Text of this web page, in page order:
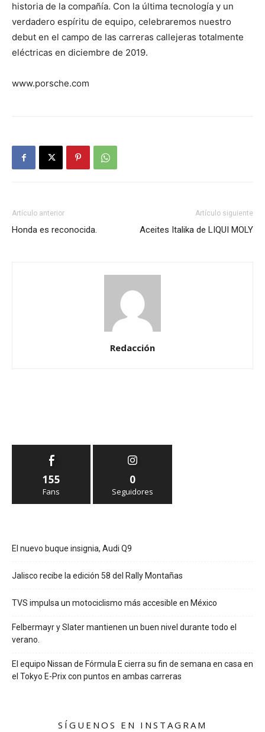
historia de la compañía. Con la última tecnología y un
verdadero espíritu de equipo, celebraremos nuestro
debut en el campo de las carreras callejeras totalmente
eléctricas en diciembre de 2019.
www.porsche.com
Artículo anterior
Honda es reconocida.
Artículo siguiente
Aceites Italika de LIQUI MOLY
Redacción
155
Fans
0
Seguidores
El nuevo buque insignia, Audi Q9
Jalisco recibe la edición 58 del Rally Montañas
TVS impulsa un motociclismo más accesible en México
Felbermayr y Slater mantienen un buen nivel durante todo el
verano.
El equipo Nissan de Fórmula E cierra su fin de semana en casa en
el Tokyo E-Prix con puntos en ambas carreras
SÍGUENOS EN INSTAGRAM